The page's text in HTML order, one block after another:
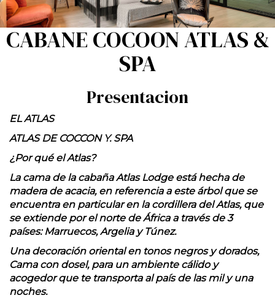
CABANE COCOON ATLAS &
SPA
Presentacion
EL ATLAS
ATLAS DE COCCON Y. SPA
¿Por qué el Atlas?
La cama de la cabaña Atlas Lodge está hecha de
madera de acacia, en referencia a este árbol que se
encuentra en particular en la cordillera del Atlas, que
se extiende por el norte de África a través de 3
países: Marruecos, Argelia y Túnez.
Una decoración oriental en tonos negros y dorados,
Cama con dosel, para un ambiente cálido y
acogedor que te transporta al país de las mil y una
noches.